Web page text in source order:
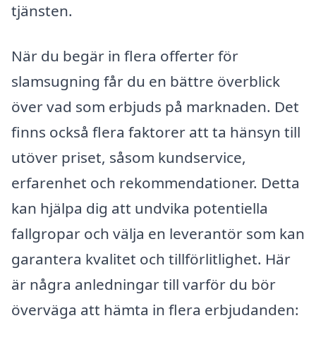
tjänsten.
När du begär in flera offerter för
slamsugning får du en bättre överblick
över vad som erbjuds på marknaden. Det
finns också flera faktorer att ta hänsyn till
utöver priset, såsom kundservice,
erfarenhet och rekommendationer. Detta
kan hjälpa dig att undvika potentiella
fallgropar och välja en leverantör som kan
garantera kvalitet och tillförlitlighet. Här
är några anledningar till varför du bör
överväga att hämta in flera erbjudanden: